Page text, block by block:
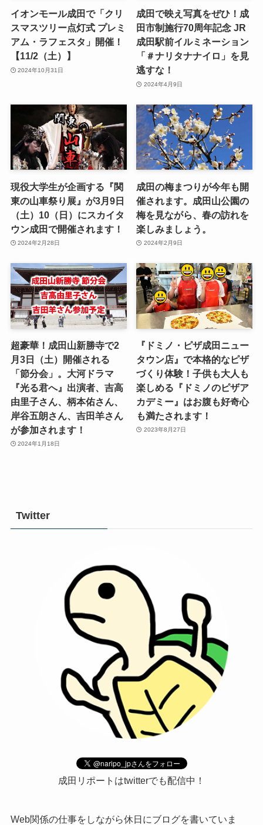
イオンモール成田で「クリ
スマスツリー点灯式 プレミ
アム・ラフェスタ」開催！
【11/2（土）】
2024年10月31日
成田で映え写真をぜひ！成
田市制施行70周年記念 JR
成田駅前イルミネーション
「＃ナリタナナイロ」を見
逃すな！
2024年4月9日
現役大学生が企画する『関
東の山車祭り展』が3月9日
（土）10（日）にスカイタ
ウン成田で開催されます！
2024年2月28日
成田の梅まつりが今年も開
催されます。成田山公園の
梅を見ながら、春の訪れを
楽しみましょう。
2024年2月9日
超豪華！成田山新勝寺で2
月3日（土）開催される
「節分会」。大河ドラマ
『光る君へ』出演者、吉高
由里子さん、柄本佑さん、
岸谷五朗さん、吉田羊さん
が参加されます！
2024年1月18日
『ドミノ・ピザ成田ニュー
タウン店』で本格的なピザ
づくり体験！子供も大人も
楽しめる『ドミノのピザア
カデミー』はお腹も好奇心
も満たされます！
2023年8月27日
Twitter
成田リポートはtwitterでも配信中！
Web関係の仕事をしながら休日にブログを書いていま